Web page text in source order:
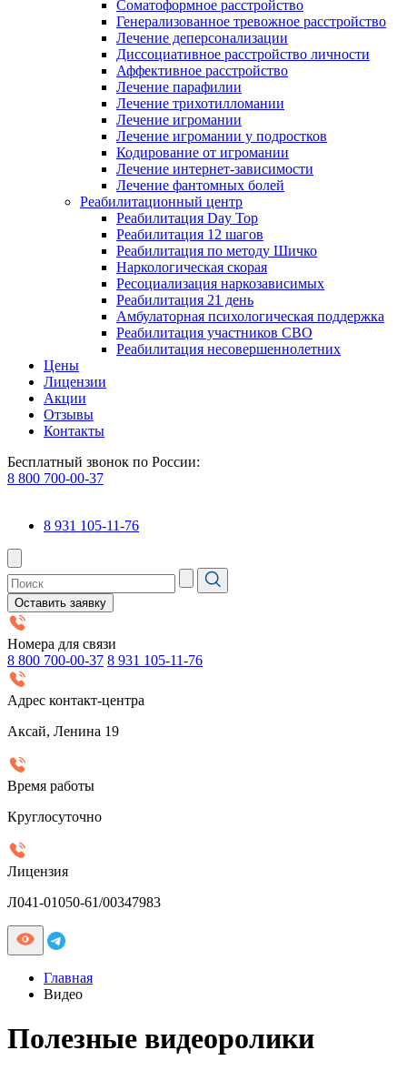
Соматоформное расстройство
Генерализованное тревожное расстройство
Лечение деперсонализации
Диссоциативное расстройство личности
Аффективное расстройство
Лечение парафилии
Лечение трихотилломании
Лечение игромании
Лечение игромании у подростков
Кодирование от игромании
Лечение интернет-зависимости
Лечение фантомных болей
Реабилитационный центр
Реабилитация Day Top
Реабилитация 12 шагов
Реабилитация по методу Шичко
Наркологическая скорая
Ресоциализация наркозависимых
Реабилитация 21 день
Амбулаторная психологическая поддержка
Реабилитация участников СВО
Реабилитация несовершеннолетних
Цены
Лицензии
Акции
Отзывы
Контакты
Бесплатный звонок по России:
8 800 700-00-37
8 931 105-11-76
Оставить заявку
Номера для связи
8 800 700-00-37 8 931 105-11-76
Адрес контакт-центра
Аксай, Ленина 19
Время работы
Круглосуточно
Лицензия
Л041-01050-61/00347983
Главная
Видео
Полезные видеоролики